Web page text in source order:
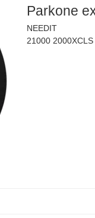
Parkone
NEEDIT
21000 2000XCLS